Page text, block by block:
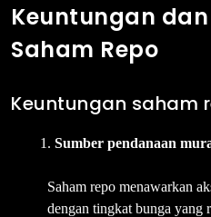
Keuntungan
Saham Repo
Keuntungan saham
Sumber pendanaan
Saham repo menawarkan
dengan tingkat bunga yang